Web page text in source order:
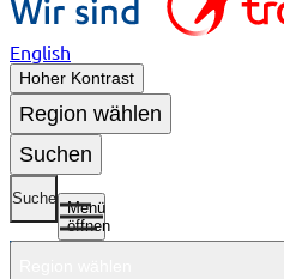
English
Hoher Kontrast
Region wählen
Suchen
Suche
Menü
öffnen